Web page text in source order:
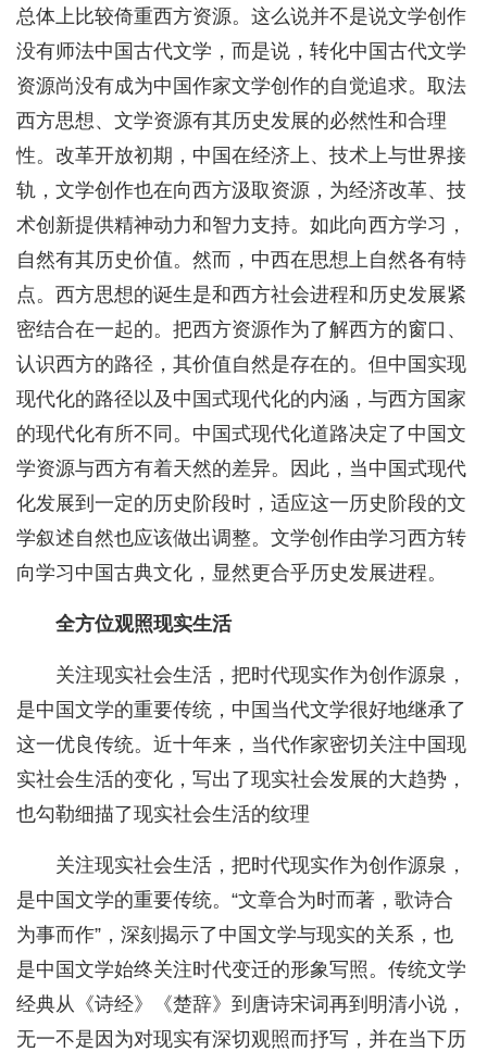
总体上比较倚重西方资源。这么说并不是说文学创作
没有师法中国古代文学，而是说，转化中国古代文学
资源尚没有成为中国作家文学创作的自觉追求。取法
西方思想、文学资源有其历史发展的必然性和合理
性。改革开放初期，中国在经济上、技术上与世界接
轨，文学创作也在向西方汲取资源，为经济改革、技
术创新提供精神动力和智力支持。如此向西方学习，
自然有其历史价值。然而，中西在思想上自然各有特
点。西方思想的诞生是和西方社会进程和历史发展紧
密结合在一起的。把西方资源作为了解西方的窗口、
认识西方的路径，其价值自然是存在的。但中国实现
现代化的路径以及中国式现代化的内涵，与西方国家
的现代化有所不同。中国式现代化道路决定了中国文
学资源与西方有着天然的差异。因此，当中国式现代
化发展到一定的历史阶段时，适应这一历史阶段的文
学叙述自然也应该做出调整。文学创作由学习西方转
向学习中国古典文化，显然更合乎历史发展进程。
全方位观照现实生活
关注现实社会生活，把时代现实作为创作源泉，
是中国文学的重要传统，中国当代文学很好地继承了
这一优良传统。近十年来，当代作家密切关注中国现
实社会生活的变化，写出了现实社会发展的大趋势，
也勾勒细描了现实社会生活的纹理
关注现实社会生活，把时代现实作为创作源泉，
是中国文学的重要传统。“文章合为时而著，歌诗合
为事而作”，深刻揭示了中国文学与现实的关系，也
是中国文学始终关注时代变迁的形象写照。传统文学
经典从《诗经》《楚辞》到唐诗宋词再到明清小说，
无一不是因为对现实有深切观照而抒写，并在当下历